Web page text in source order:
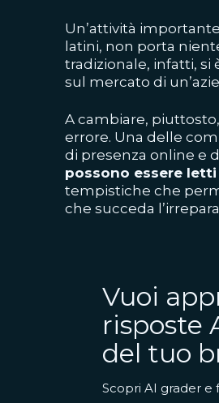
Un’attività
latini, non porta
tradizionale, infatti,
sul mercato di
A cambiare,
errore. Una delle
di presenza online e
possono essere
tempistiche che
che succeda
Vuoi
risposte
del tuo
Scopri AI grader e